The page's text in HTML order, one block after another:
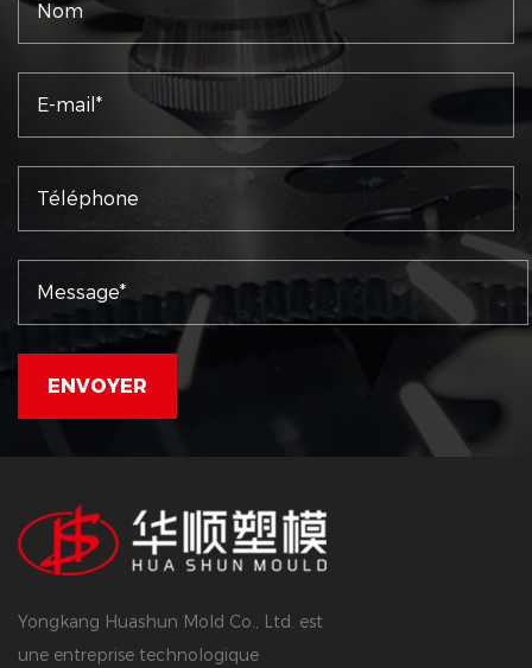
Yongkang Huashun Mold Co., Ltd. est
une entreprise technologique